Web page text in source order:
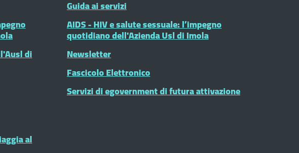
di
al
Guida ai servizi
AIDS - HIV e salute sessuale: l’impegno
quotidiano dell'Azienda Usl di Imola
Newsletter
Fascicolo Elettronico
Servizi di egovernment di futura attivazione